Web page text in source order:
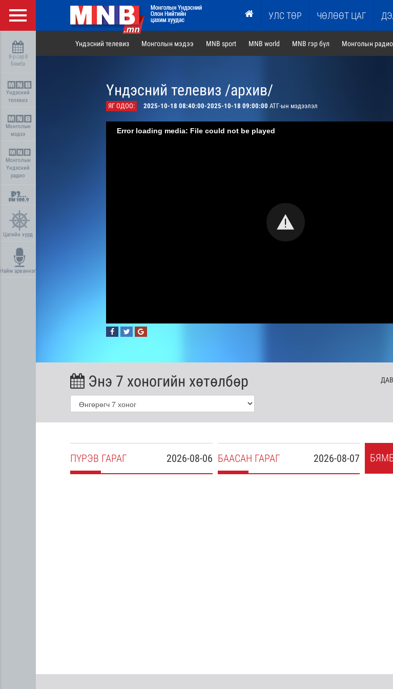
УЛС ТӨР ЧӨЛӨӨТ ЦАГ
8-р сар 8
Бямба
Үндэсний
телевиз
Монголын
мэдээ
Монголын
Үндэсний
радио
Цагийн хүрд
Найм арваннэг
Үндэсний телевиз Монголын мэдээ MNB sport MNB world MNB гэр бүл Монголын радио
Үндэсний телевиз /архив/
ЯГ ОДОО: 2025-10-18 08:40:00-2025-10-18 09:00:00 АТГ-ын мэдээлэл
Error loading media: File could not be played
Энэ 7 хоногийн хөтөлбөр ДА
2026-08-06
ПҮРЭВ ГАРАГ 2026-08-07
БААСАН ГАРАГ БЯ